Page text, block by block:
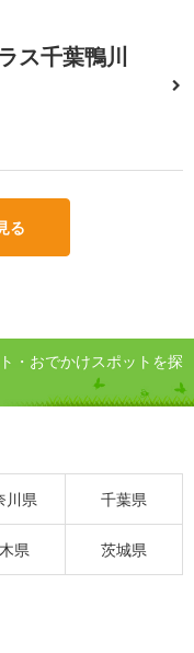
ス千葉鴨川
る
・おでかけスポットを探
川県 千葉県
県 茨城県